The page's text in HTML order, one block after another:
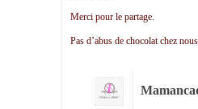
Merci pour le partage.
Pas d’abus de chocolat chez